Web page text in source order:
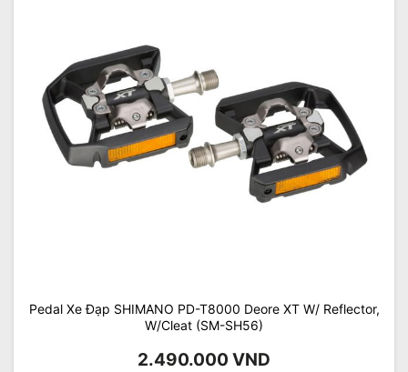
Pedal Xe Đạp SHIMANO PD-T8000 Deore XT W/ Reflector,
W/Cleat (SM-SH56)
2.490.000 VND